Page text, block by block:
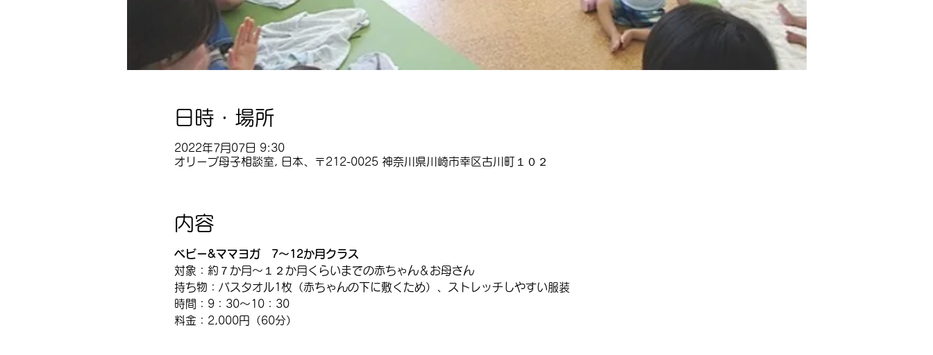
日時・場所
2022年7月07日 9:30
オリーブ母子相談室, 日本、〒212-0025 神奈川県川崎市幸区古川町１０２
内容
ベビー&ママヨガ　7～12か月クラス
対象：約７か月～１２か月くらいまでの赤ちゃん＆お母さん
持ち物：バスタオル1枚（赤ちゃんの下に敷くため）、ストレッチしやすい服装
時間：​9：30～10：30
​料金：2,000円（60分）​